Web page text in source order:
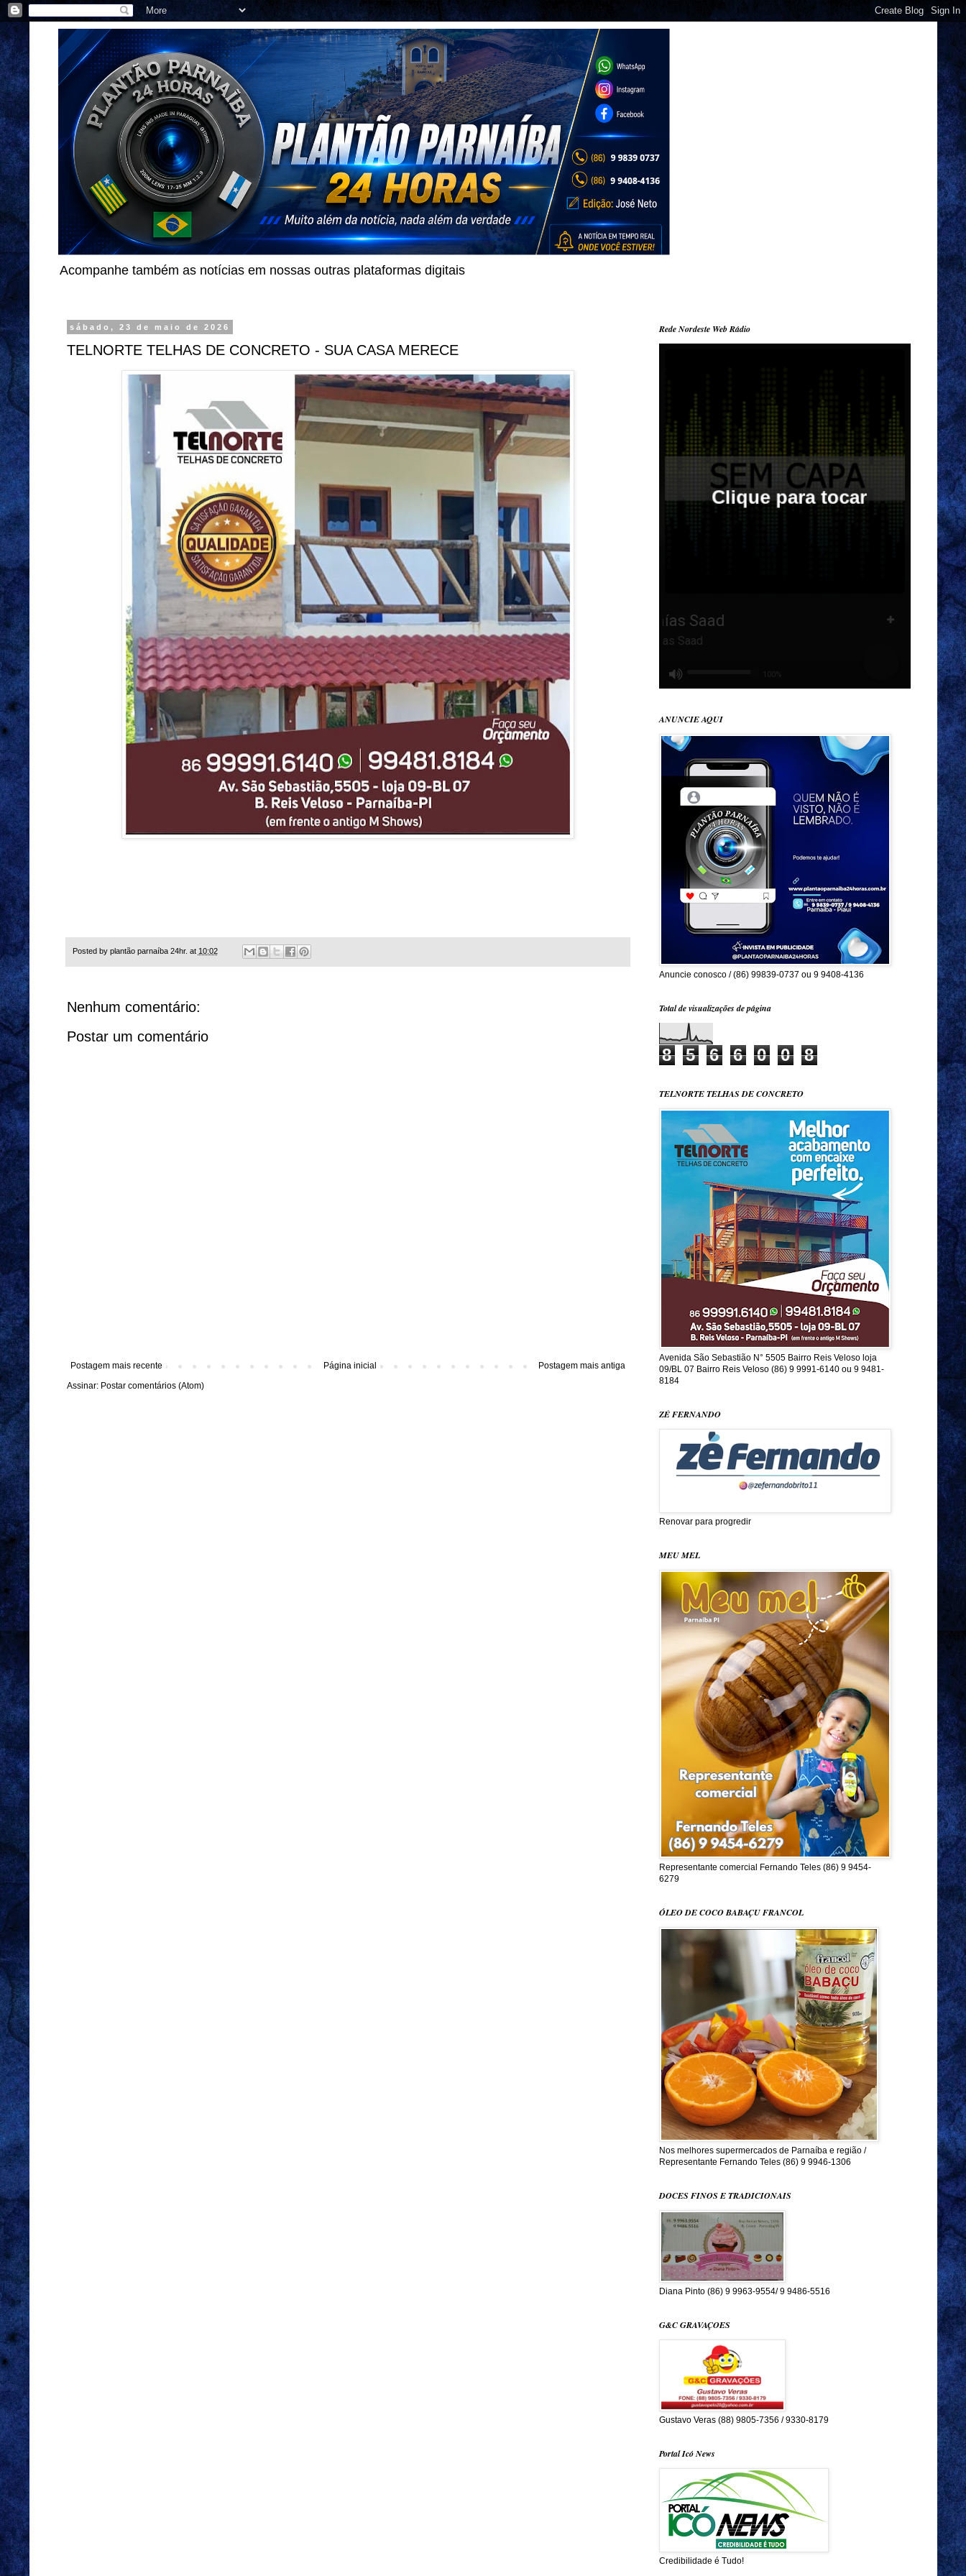
Acompanhe também as notícias em nossas outras plataformas digitais
sábado, 23 de maio de 2026
TELNORTE TELHAS DE CONCRETO - SUA CASA MERECE
Posted by plantão parnaíba 24hr. at 10:02
Nenhum comentário:
Postar um comentário
Postagem mais recente Postagem mais antiga
Página inicial
Assinar: Postar comentários (Atom)
Rede Nordeste Web Rádio
ANUNCIE AQUI
Anuncie conosco / (86) 99839-0737 ou 9 9408-4136
Total de visualizações de página
8 5 6 6 0 0 8
TELNORTE TELHAS DE CONCRETO
Avenida São Sebastião N° 5505 Bairro Reis Veloso loja
09/BL 07 Bairro Reis Veloso (86) 9 9991-6140 ou 9 9481-
8184
ZÉ FERNANDO
Renovar para progredir
MEU MEL
Representante comercial Fernando Teles (86) 9 9454-
6279
ÓLEO DE COCO BABAÇU FRANCOL
Nos melhores supermercados de Parnaíba e região /
Representante Fernando Teles (86) 9 9946-1306
DOCES FINOS E TRADICIONAIS
Diana Pinto (86) 9 9963-9554/ 9 9486-5516
G&C GRAVAÇOES
Gustavo Veras (88) 9805-7356 / 9330-8179
Portal Icó News
Credibilidade é Tudo!